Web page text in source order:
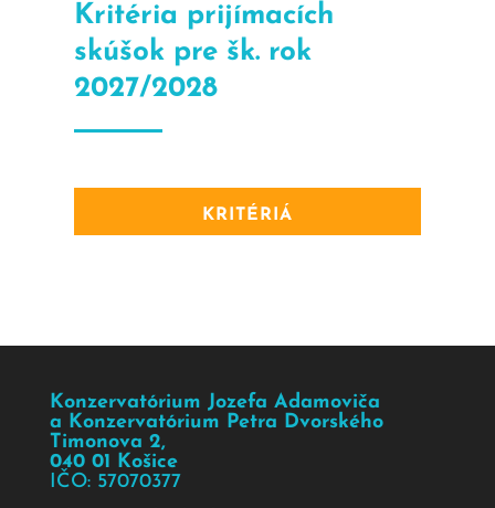
Kritéria prijímacích
skúšok pre šk. rok
2027/2028
KRITÉRIÁ
Konzervatórium Jozefa Adamoviča
a Konzervatórium Petra Dvorského
Timonova 2,
040 01 Košice
IČO: 57070377